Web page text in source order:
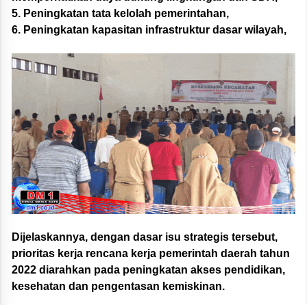
5. Peningkatan tata kelolah pemerintahan,
6. Peningkatan kapasitan infrastruktur dasar wilayah,
Dijelaskannya, dengan dasar isu strategis tersebut,
prioritas kerja rencana kerja pemerintah daerah tahun
2022 diarahkan pada peningkatan akses pendidikan,
kesehatan dan pengentasan kemiskinan.